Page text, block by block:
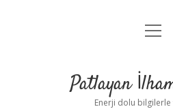
Anasayfa
Yasal
Patlayan
Enerji dolu bilgilerle